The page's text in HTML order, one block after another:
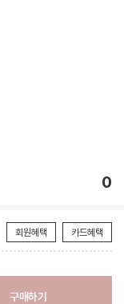
0
회원혜택 카드혜택
구매하기